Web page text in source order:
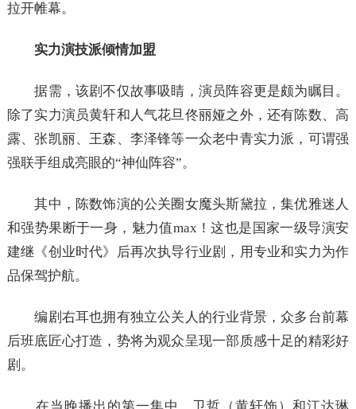
拉开帷幕。
实力演技派倾情加盟
据需，该剧不仅故事吸睛，演员阵容更是颇为瞩目。
除了实力演员黄轩和人气花旦佟丽娅之外，还有陈数、高
露、张凯丽、王森、李泽锋等一众老中青实力派，可谓强
强联手组成亮眼的“神仙阵容”。
其中，陈数饰演的公关圈女魔头斯黛拉，集优雅迷人
和强势果断于一身，魅力值max！这也是国家一级导演安
建继《创业时代》后再次执导行业剧，用专业和实力为作
品保驾护航。
编剧右耳也拥有独立公关人的行业背景，众多台前幕
后班底匠心打造，势将为观众呈现一部质感十足的精彩好
剧。